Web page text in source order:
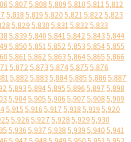
5,8075,8085,8095,8105,8115,812
5,8185,8195,8205,8215,8225,823
5,8295,8305,8315,8325,833
5,8395,8405,8415,8425,8435,844
5,8505,8515,8525,8535,8545,855
5,8615,8625,8635,8645,8655,866
5,8725,8735,8745,8755,876
5,8825,8835,8845,8855,8865,887
5,8935,8945,8955,8965,8975,898
5,9045,9055,9065,9075,9085,909
5,9155,9165,9175,9185,9195,920
5,9265,9275,9285,9295,930
5,9365,9375,9385,9395,9405,941